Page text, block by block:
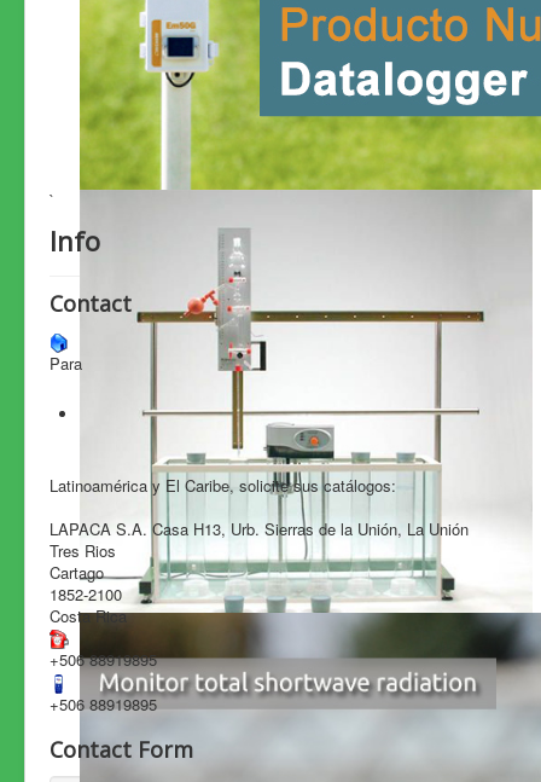
`
Info
Contact
Para
Latinoamérica y El Caribe, solicite sus catálogos:
LAPACA S.A. Casa H13, Urb. Sierras de la Unión, La Unión
Tres Rios
Cartago
1852-2100
Costa Rica
+506 88919895
+506 88919895
Contact Form